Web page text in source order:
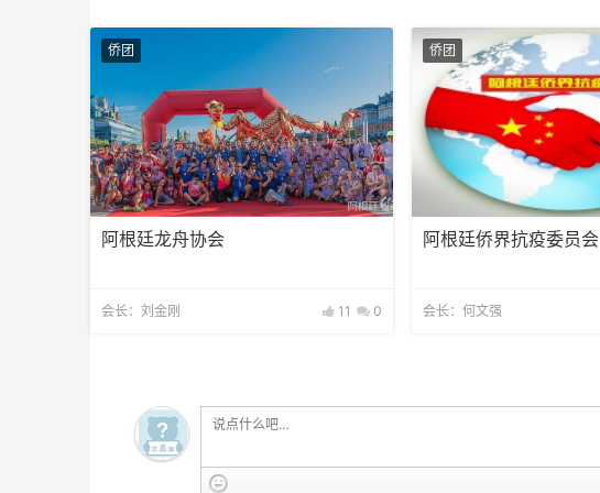
侨团
阿根廷龙舟协会
会长：刘金刚 11 0
侨团
阿根廷侨界抗疫委员会
会长：何文强